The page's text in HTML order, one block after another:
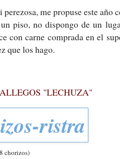
me propuse este año
piso, no dispongo de un
con carne comprada en el
que los hago.
"LECHUZA"
chorizos)